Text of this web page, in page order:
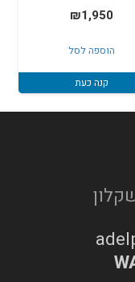
₪1,950
הוספה לסל
קנה כעת